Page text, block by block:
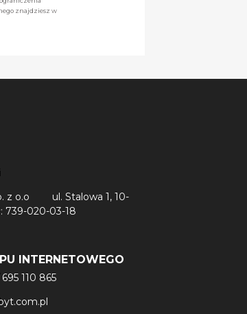
znajdziesz w
z o.o
ul. Stalowa 1, 10-
739-020-03-18
INTERNETOWEGO
695 110 865